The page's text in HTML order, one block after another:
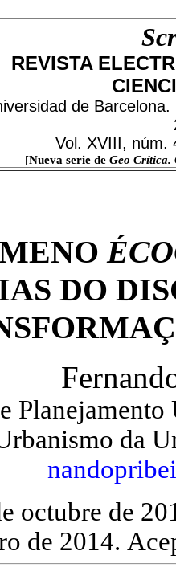
REVISTA
de
Vol. XVIII, núm.
[Nueva serie de Geo Crítica.
DO
da
octubre de
de 2014.